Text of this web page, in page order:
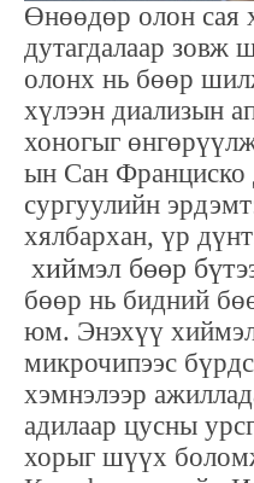
Өнөөдөр олон сая
дутагдалаар зовж
олонх нь бөөр
хүлээн диализын
хоногыг
ын Сан Франциско
сургуулийн
хялбархан, үр
хиймэл бөөр
бөөр нь бидний
юм. Энэхүү
микрочипээс
хэмнэлээр
адилаар цусны
хорыг шүүх